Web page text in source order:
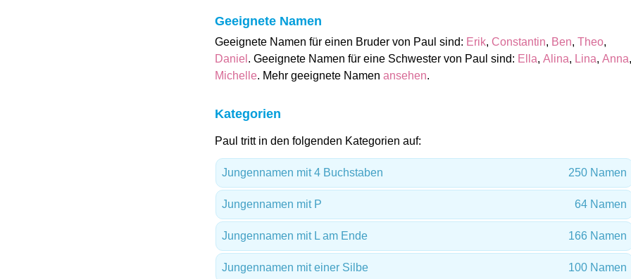
Geeignete Namen
Geeignete Namen für einen Bruder von Paul sind: Erik, Constantin, Ben, Theo,
Daniel . Geeignete Namen für eine Schwester von Paul sind: Ella, Alina, Lina, Anna,
Michelle. Mehr geeignete Namen ansehen.
Kategorien
Paul tritt in den folgenden Kategorien auf:
Jungennamen mit 4 Buchstaben 250 Namen
Jungennamen mit P 64 Namen
Jungennamen mit L am Ende 166 Namen
Jungennamen mit einer Silbe 100 Namen